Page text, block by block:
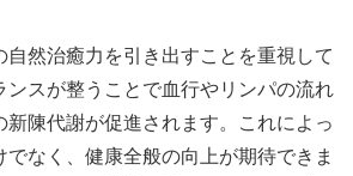
自然治癒力を引き出すことを重視して
ンスが整うことで血行やリンパの流れ
新陳代謝が促進されます。これによっ
でなく、健康全般の向上が期待できま